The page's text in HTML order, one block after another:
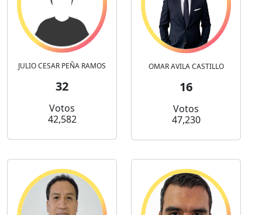
JULIO CESAR PEÑA RAMOS
32
Votos
42,582
OMAR AVILA CASTILLO
16
Votos
47,230